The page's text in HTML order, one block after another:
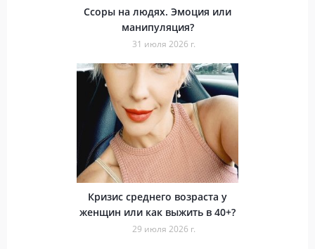
Ссоры на людях. Эмоция или
манипуляция?
31 июля 2026 г.
Кризис среднего возраста у
женщин или как выжить в 40+?
29 июля 2026 г.